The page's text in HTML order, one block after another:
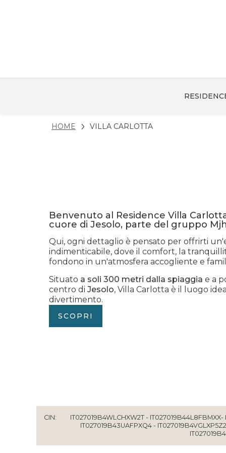
HOME VILLA CARLOTTA
Benvenuto al Residence Villa
cuore di Jesolo, parte del gruppo
Qui, ogni dettaglio è pensato per offrirti
indimenticabile, dove il comfort, la
fondono in un'atmosfera accogliente e
Situato a soli 300 metri dalla spiaggia e a
centro di Jesolo, Villa Carlotta è il luogo
divertimento.
SCOPRI
CIN
IT027019B4WLCHXW2T -
IT027019B43UAFPXQ4 -